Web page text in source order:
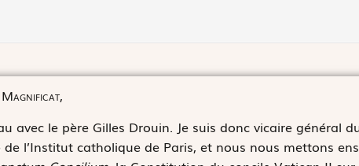
Magnificat,
avec le père Gilles Drouin. Je suis donc vicaire général
l’Institut catholique de Paris, et nous nous mettons